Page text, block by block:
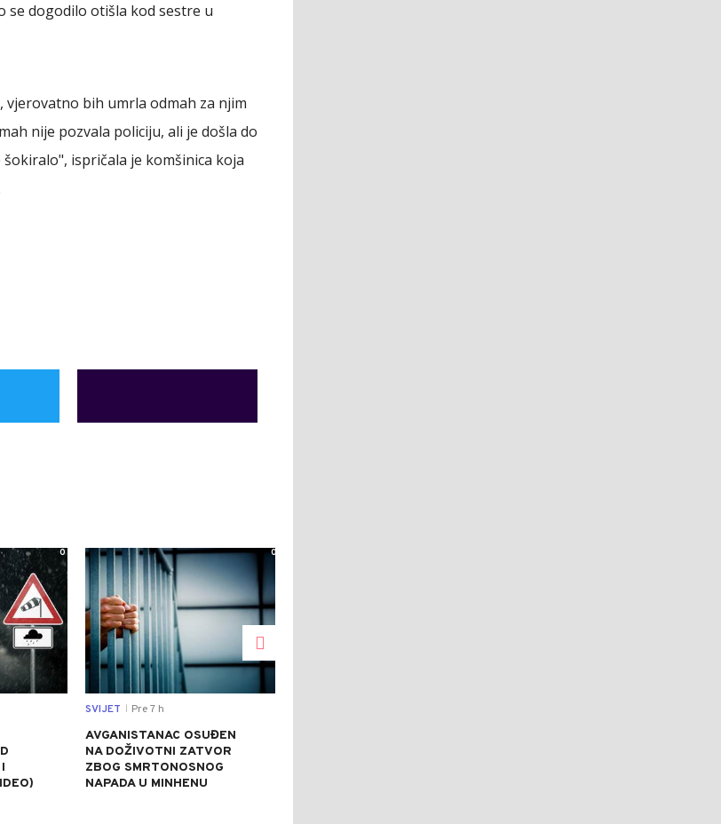
se dogodilo otišla kod sestre u
bih umrla odmah za njim
nije pozvala policiju, ali je došla do
ispričala je komšinica koja
0 0
SVIJET Pre 7 h
AVGANISTANAC OSUĐEN
NA DOŽIVOTNI ZATVOR
ZBOG SMRTONOSNOG
NAPADA U MINHENU